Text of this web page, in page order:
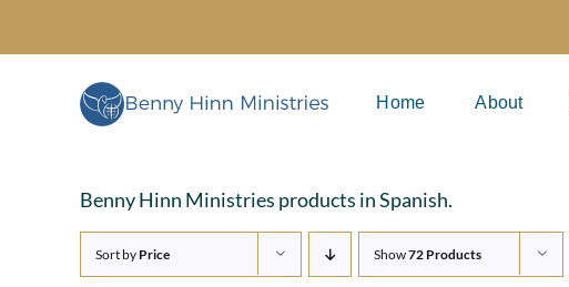
content
Home About
Benny Hinn Ministries products in Spanish.
Sort by Price Show72 Products